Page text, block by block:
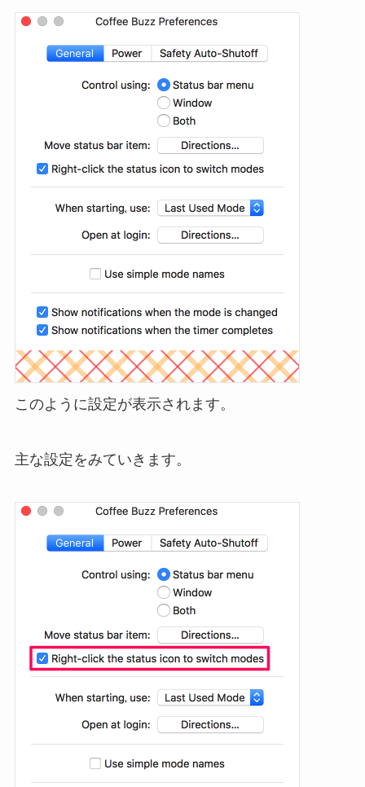
このように設定が表示されます。
主な設定をみていきます。